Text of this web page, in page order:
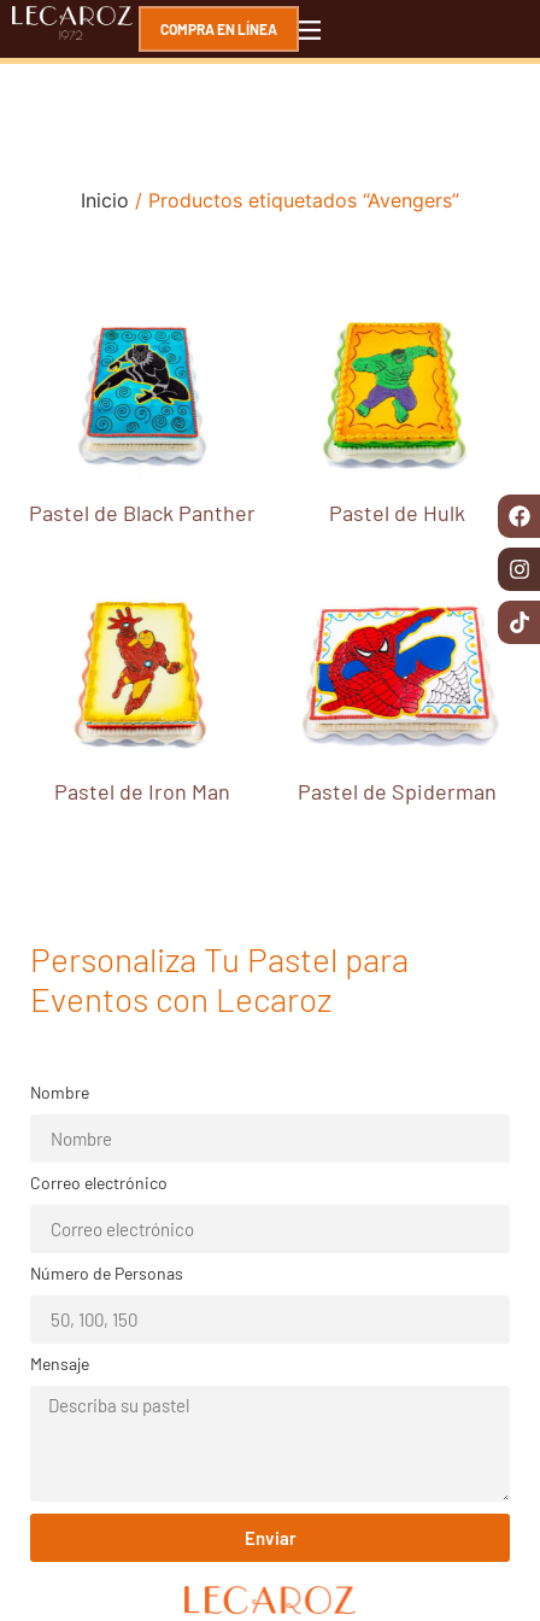
COMPRA EN LÍNEA
Inicio / Productos etiquetados “Avengers”
Pastel de Black Panther Pastel de Hulk
Pastel de Iron Man Pastel de Spiderman
Personaliza Tu Pastel para
Eventos con Lecaroz
Nombre
Correo electrónico
Número de Personas
Mensaje
Enviar